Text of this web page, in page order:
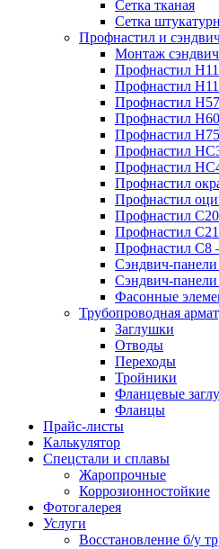
Сетка тканая
Сетка
Профнастил и
Монтаж
Профнастил
Профнастил
Профнастил
Профнастил
Профнастил
Профнастил
Профнастил
Профнастил
Профнастил
Профнастил
Профнастил
Профнастил С8
Сэндвич-
Сэндвич-
Фасонные
Трубопроводная
Заглушки
Отводы
Переходы
Тройники
Фланцевые
Фланцы
Прайс-листы
Калькулятор
Спецстали и сплавы
Жаропрочные
Коррозионностойкие
Фотогалерея
Услуги
Восстановление б/у